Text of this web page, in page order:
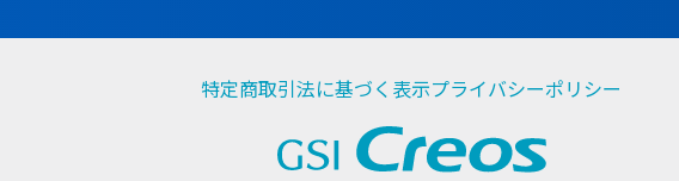
特定商取引法に基づく表示プライバシーポリシー